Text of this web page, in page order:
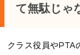
て無駄じゃ
クラス役員やPTA